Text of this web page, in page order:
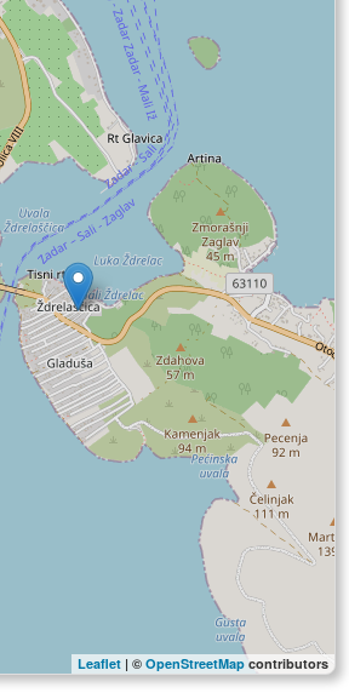
Leaflet | ©OpenStreetMap contributors